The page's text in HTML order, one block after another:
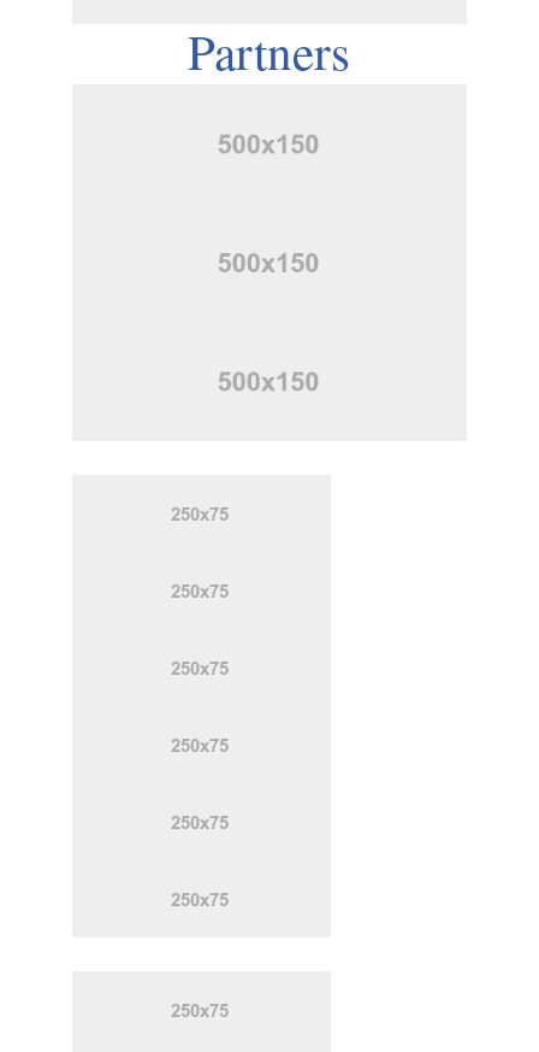
Partners